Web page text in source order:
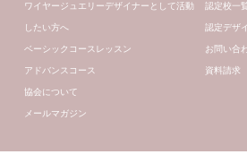
ワイヤージュエリーデザイナーとして活動
したい方へ
ベーシックコースレッスン
アドバンスコース
協会について
メールマガジン
認定校一覧
認定デザ
お問い合
資料請求